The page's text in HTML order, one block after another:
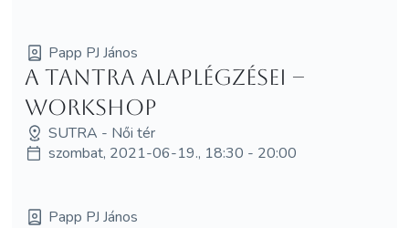
Papp PJ János
A tantra alaplégzései –
workshop
SUTRA - Női tér
szombat, 2021-06-19., 18:30 - 20:00
Papp PJ János